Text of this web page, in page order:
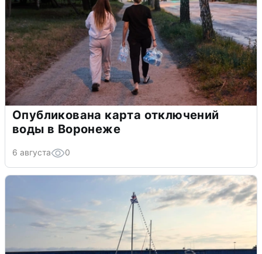
Опубликована карта отключений
воды в Воронеже
6 августа 0